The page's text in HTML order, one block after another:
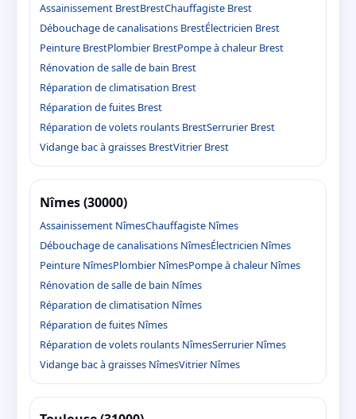
Assainissement BrestBrestChauffagiste Brest
Débouchage de canalisations BrestÉlectricien Brest
Peinture BrestPlombier BrestPompe à chaleur Brest
Rénovation de salle de bain Brest
Réparation de climatisation Brest
Réparation de fuites Brest
Réparation de volets roulants BrestSerrurier Brest
Vidange bac à graisses BrestVitrier Brest
Nîmes (30000)
Assainissement NîmesChauffagiste Nîmes
Débouchage de canalisations NîmesÉlectricien Nîmes
Peinture NîmesPlombier NîmesPompe à chaleur Nîmes
Rénovation de salle de bain Nîmes
Réparation de climatisation Nîmes
Réparation de fuites Nîmes
Réparation de volets roulants NîmesSerrurier Nîmes
Vidange bac à graisses NîmesVitrier Nîmes